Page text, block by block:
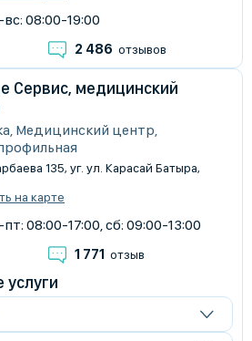
08:00-19:00
2 486 отзывов
Сервис, медицинский
Медицинский центр,
135, уг. ул. Карасай Батыра,
на карте
08:00-17:00, сб: 09:00-13:00
1 771 отзыв